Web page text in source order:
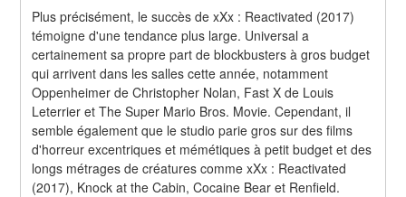
Plus précisément, le succès de xXx : Reactivated (2017)
témoigne d'une tendance plus large. Universal a
certainement sa propre part de blockbusters à gros budget
qui arrivent dans les salles cette année, notamment
Oppenheimer de Christopher Nolan, Fast X de Louis
Leterrier et The Super Mario Bros. Movie. Cependant, il
semble également que le studio parie gros sur des films
d'horreur excentriques et mémétiques à petit budget et des
longs métrages de créatures comme xXx : Reactivated
(2017), Knock at the Cabin, Cocaine Bear et Renfield.